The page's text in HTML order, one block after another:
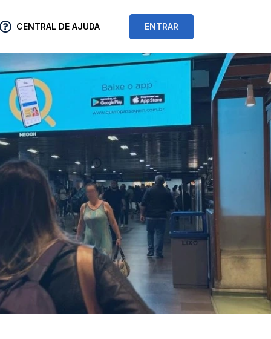
CENTRAL DE AJUDA ENTRAR